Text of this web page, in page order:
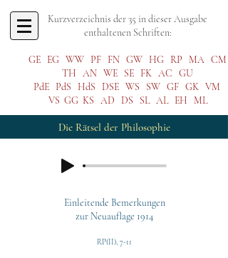
Kurzverzeichnis der 35 in dieser Ausgabe
enthaltenen Schriften:
GE EG WW PF FN GW HG RP MA CM
TH AN WE SE FK AC GU
PdE
PdS HdS DSE WS SW GF GK VM
VS GG KS AD DS SL AL EH ML
Die Rätsel der Philosophie
Einleitende Bemerkungen
zur Neuauflage 1914
RP(II), 7-11